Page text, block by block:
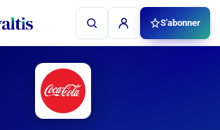
S'abonner